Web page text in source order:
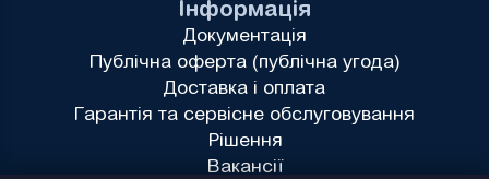
Інформація
Документація
Публічна оферта (публічна угода)
Доставка і оплата
Гарантія та сервісне обслуговування
Рішення
Вакансії